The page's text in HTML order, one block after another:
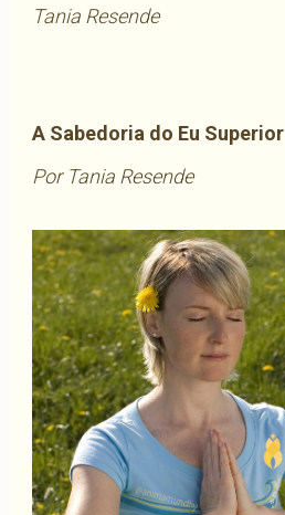
Tania Resende
A Sabedoria do Eu Superior
Por Tania Resende